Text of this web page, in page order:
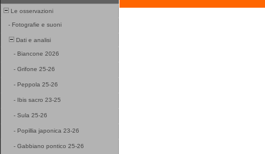
Le osservazioni
- Fotografie e suoni
Dati e analisi
- Biancone 2026
- Grifone 25-26
- Peppola 25-26
- Ibis sacro 23-25
- Sula 25-26
- Popillia japonica 23-26
- Gabbiano pontico 25-26